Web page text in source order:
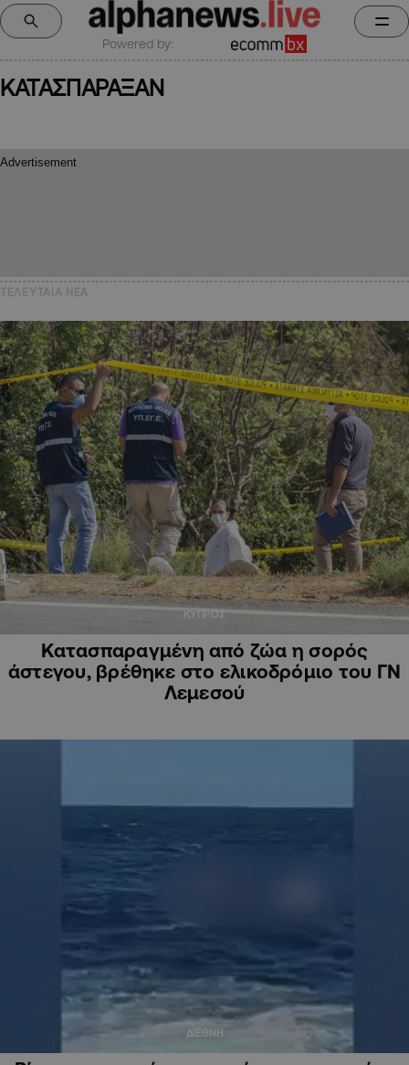
Powered by:
ΚΑΤΑΣΠΑΡΑΞΑΝ
ΚΥΠΡΟΣ
Κατασπαραγμένη από ζώα η σορός
άστεγου, βρέθηκε στο ελικοδρόμιο του ΓΝ
Λεμεσού
ΔΙΕΘΝΗ